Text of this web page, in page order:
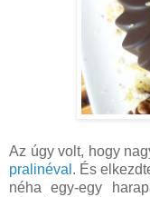
Az úgy volt, hogy
pralinéval . És
néha egy-egy